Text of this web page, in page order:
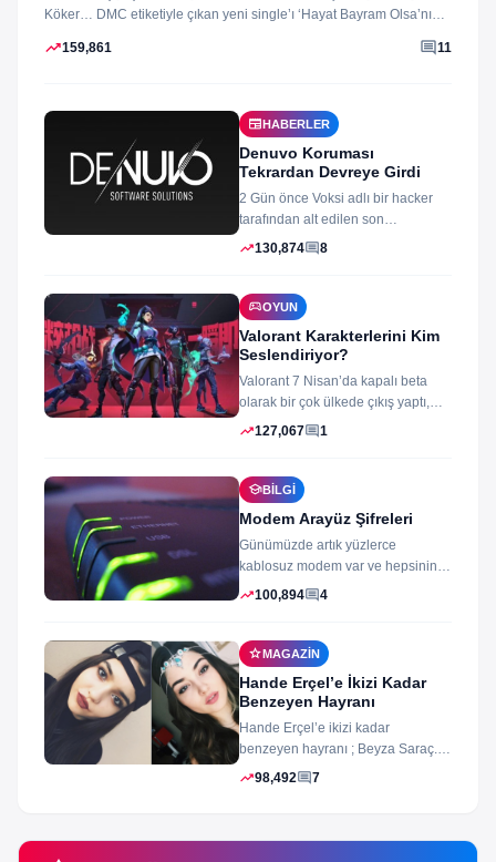
Köker… DMC etiketiyle çıkan yeni single’ı ‘Hayat Bayram Olsa’nın
trending_up159,861 comment11
newspaperHABERLER
Denuvo Koruması
Tekrardan Devreye Girdi
2 Gün önce Voksi adlı bir hacker
tarafından alt edilen son
dönemlerin yıkılmaz korsan
trending_up130,874comment8
sports_esportsOYUN
Valorant Karakterlerini Kim
Seslendiriyor?
Valorant 7 Nisan’da kapalı beta
olarak bir çok ülkede çıkış yaptı,
oyun izleyenler ve oynayanlar...
trending_up127,067comment1
schoolBILGI
Modem Arayüz Şifreleri
Günümüzde artık yüzlerce
kablosuz modem var ve hepsinin
arayüz şifleri ve arayüzü farklı
trending_up100,894comment4
starMAGAZIN
Hande Erçel’e İkizi Kadar
Benzeyen Hayranı
Hande Erçel’e ikizi kadar
benzeyen hayranı ; Beyza Saraç.
Son zamanlarda Hande Erçel’e
trending_up98,492comment7